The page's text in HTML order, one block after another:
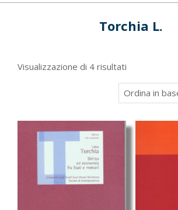
Torchia L.
Visualizzazione di 4 risultati
in
base
più